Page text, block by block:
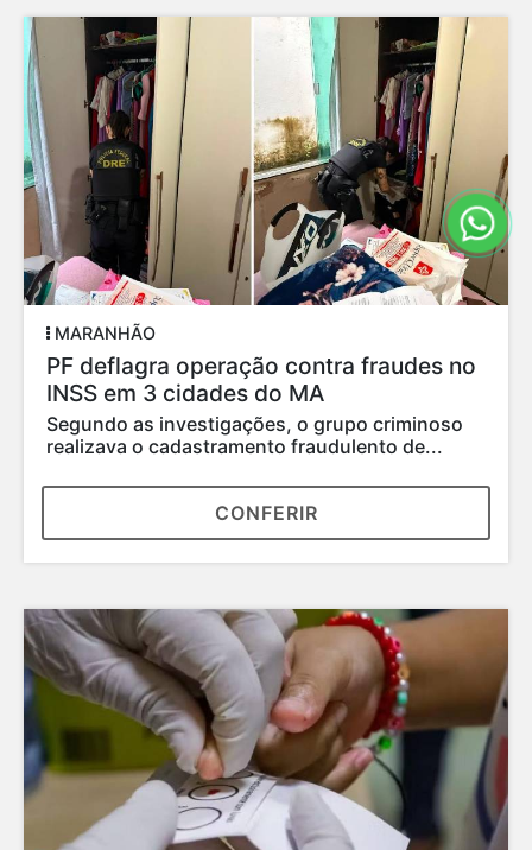
INTERIOR DO MARANHÃO
Polícia prende mulher suspeita de tentar
matar mãe e filha em Santa Inês
Segundo as investigações, a criança foi atingida
na cabeça por um golpe de facão
CONFERIR